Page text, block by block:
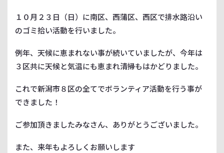
１０月２３日（日）に南区、西蒲区、西区で排水路沿い
のゴミ拾い活動を行いました。
例年、天候に恵まれない事が続いていましたが、今年は
３区共に天候と気温にも恵まれ清掃もはかどりました。
これで新潟市８区の全てでボランティア活動を行う事が
できました！
ご参加頂きましたみなさん、ありがとうございました。
また、来年もよろしくお願いします